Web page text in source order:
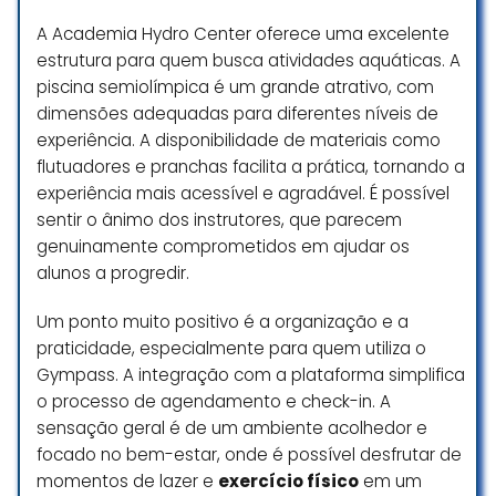
no primeiro contato com a
natação, que deveria ser algo
positivo e motivador.
Espero sinceramente que a
academia repense a forma como
seleciona e treina seus
profissionais, porque o espaço tem
potencial, mas a equipe precisa,
com urgência, melhorar o
atendimento ao cliente.
Academia muito boa, aparelhos
ótimos e com profissionais muito
simpáticos, me senti em casa e
bem recebido pela forma ao qual
Excelente Escola de Natação!!!
Professores capacitados e
atenciosos. Desde bebê até
idoso!!! A atenção e zelo é TOP.
Para quem quer aprender, para
quem ainda tem medo, para
quem quer se exercitar, “bora prá
Espaço Aqua”!!!
Falando sobre escola de natação
e essa aqui mesmo. Ajuda tanto
as crianças como os idosos a fazer
hidroterapia. Meu filho e autista ele
ama nadar. Recomendo mesmo
A Academia Hydro Center oferece uma excelente
estrutura para quem busca atividades aquáticas. A
piscina semiolímpica é um grande atrativo, com
dimensões adequadas para diferentes níveis de
experiência. A disponibilidade de materiais como
flutuadores e pranchas facilita a prática, tornando a
experiência mais acessível e agradável. É possível
sentir o ânimo dos instrutores, que parecem
genuinamente comprometidos em ajudar os
alunos a progredir.
Um ponto muito positivo é a organização e a
praticidade, especialmente para quem utiliza o
Gympass. A integração com a plataforma simplifica
o processo de agendamento e check-in. A
sensação geral é de um ambiente acolhedor e
focado no bem-estar, onde é possível desfrutar de
momentos de lazer e exercício físico em um